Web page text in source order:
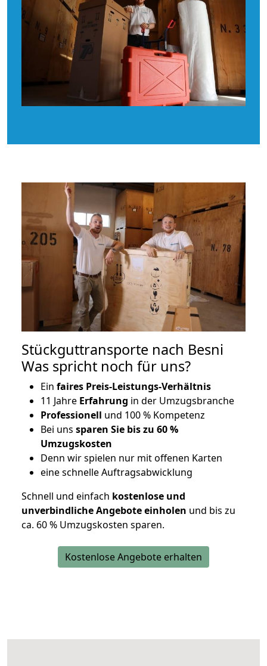
Stückguttransporte nach Besni
Was spricht noch für uns?
Ein faires Preis-Leistungs-Verhältnis
11 Jahre Erfahrung in der Umzugsbranche
Professionell und 100 % Kompetenz
Bei uns sparen Sie bis zu 60 %
Umzugskosten
Denn wir spielen nur mit offenen Karten
eine schnelle Auftragsabwicklung
Schnell und einfach kostenlose und
unverbindliche Angebote einholen und bis zu
ca. 60 % Umzugskosten sparen.
Kostenlose Angebote erhalten